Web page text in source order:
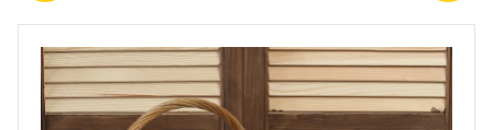
ПОЛЬЗОВАТЕЛЬСКОЕ
СОГЛАШЕНИЕ